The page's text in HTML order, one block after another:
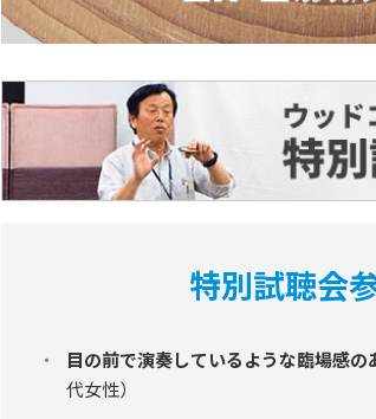
特別試聴会
目の前で演奏しているような臨場感の
代女性）